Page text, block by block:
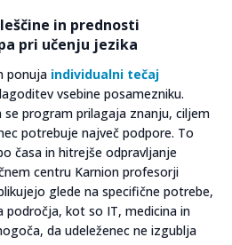
in prednosti
pri učenju jezika
ponuja individualni tečaj
vsebine posamezniku.
program prilagaja znanju, ciljem
potrebuje največ podpore. To
časa in hitrejše odpravljanje
centru Karnion profesorji
glede na specifične potrebe,
področja, kot so IT, medicina in
da udeleženec ne izgublja